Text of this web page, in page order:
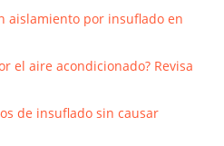
aislamiento por insuflado en
el aire acondicionado? Revisa
de insuflado sin causar